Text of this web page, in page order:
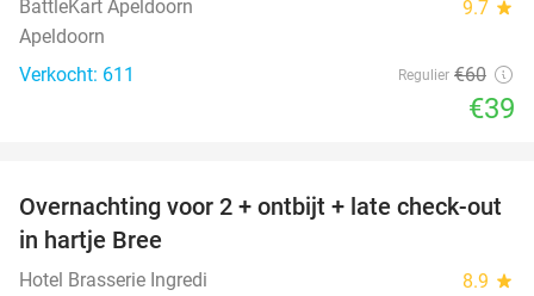
BattleKart Apeldoorn 9.7 star
Apeldoorn
Verkocht: 611
Regulier €60
€39
41%
TODAY
Overnachting voor 2 + ontbijt + late check-out
in hartje Bree
Hotel Brasserie Ingredi 8.9 star